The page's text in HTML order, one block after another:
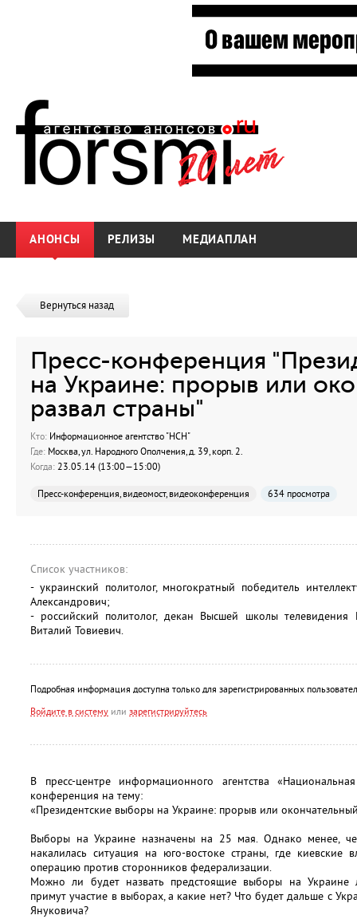
АНОНСЫ РЕЛИЗЫ МЕДИАПЛАН
Вернуться назад
Пресс-конференция
на Украине: прорыв или
развал страны"
Кто: Информационное агентство "НСН"
Где: Москва, ул. Народного Ополчения, д. 39, корп. 2.
Когда: 23.05.14 (13:00—15:00)
Пресс-конференция, видеомост, видеоконференция 634 просмотра
Список участников:
- украинский политолог, многократный победитель
Александрович;
- российский политолог, декан Высшей школы
Виталий Товиевич.
Подробная информация доступна только для зарегистрированных
Войдите в систему или зарегистрируйтесь
В пресс-центре информационного агентства
конференция на тему:
«Президентские выборы на Украине: прорыв или
Выборы на Украине назначены на 25 мая. Однако менее,
накалилась ситуация на юго-востоке страны, где киевские
операцию против сторонников федерализации.
Можно ли будет назвать предстоящие выборы на Украине
примут участие в выборах, а какие нет? Что будет дальше с
Януковича?